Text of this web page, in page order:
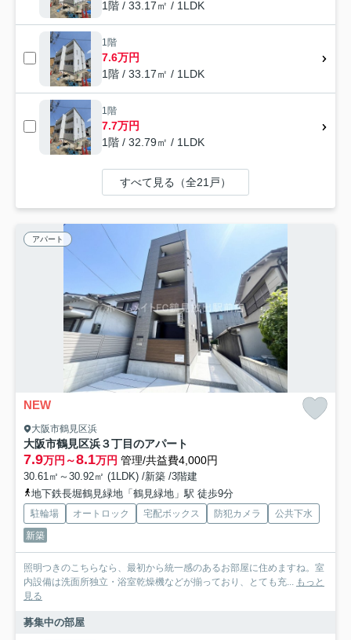
1階 / 33.17㎡ / 1LDK
1階
7.6万円
1階 / 33.17㎡ / 1LDK
1階
7.7万円
1階 / 32.79㎡ / 1LDK
すべて見る（全21戸）
アパート
NEW
大阪市鶴見区浜
大阪市鶴見区浜３丁目のアパート
7.9万円～8.1万円 管理/共益費4,000円
30.61㎡～30.92㎡ (1LDK) /新築 /3階建
地下鉄長堀鶴見緑地「鶴見緑地」駅 徒歩9分
駐輪場 オートロック 宅配ボックス 防犯カメラ
公共下水
新築
照明つきのこちらなら、最初から統一感のあるお部屋に住めますね。室
内設備は洗面所独立・浴室乾燥機などが揃っており、とても充...
もっと
見る
募集中の部屋